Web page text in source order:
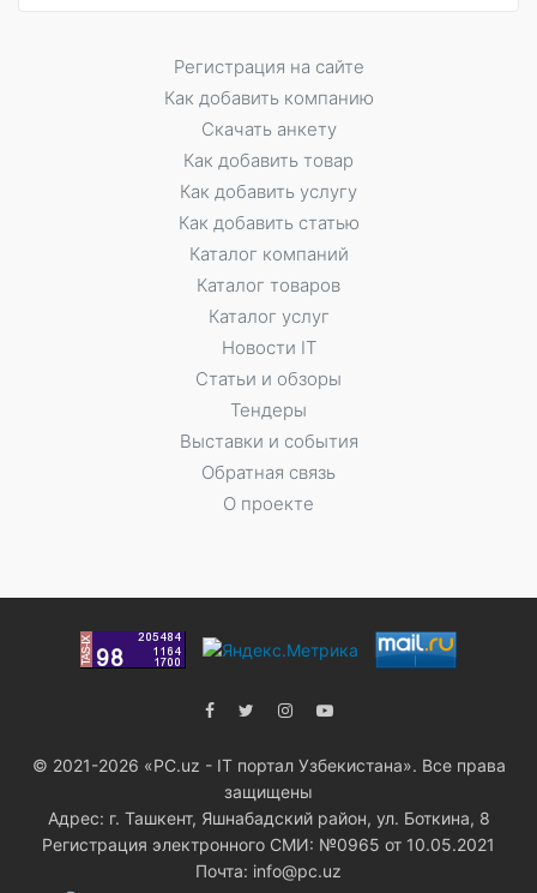
Регистрация на сайте
Как добавить компанию
Скачать анкету
Как добавить товар
Как добавить услугу
Как добавить статью
Каталог компаний
Каталог товаров
Каталог услуг
Новости IT
Статьи и обзоры
Тендеры
Выставки и события
Обратная связь
О проекте
© 2021-2026 «PC.uz - IT портал Узбекистана». Все права
защищены
Адрес: г. Ташкент, Яшнабадский район, ул. Боткина, 8
Регистрация электронного СМИ: №0965 от 10.05.2021
Почта: info@pc.uz